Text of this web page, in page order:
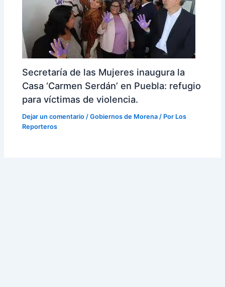
Secretaría de las Mujeres inaugura la
Casa ‘Carmen Serdán’ en Puebla: refugio
para víctimas de violencia.
Dejar un comentario /Gobiernos de Morena / Por Los
Reporteros